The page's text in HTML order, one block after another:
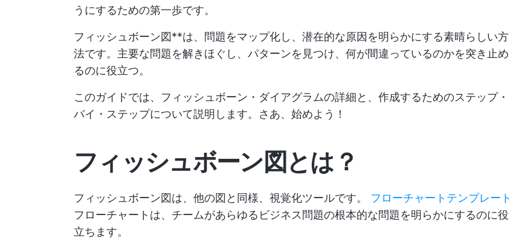
うにするための第一歩です。
フィッシュボーン図**は、問題をマップ化し、潜在的な原因を明らかにする素晴らしい方
法です。主要な問題を解きほぐし、パターンを見つけ、何が間違っているのかを突き止め
るのに役立つ。
このガイドでは、フィッシュボーン・ダイアグラムの詳細と、作成するためのステップ・
バイ・ステップについて説明します。さあ、始めよう！
フィッシュボーン図とは？
フィッシュボーン図は、他の図と同様、視覚化ツールです。 フローチャートテンプレート
フローチャートは、チームがあらゆるビジネス問題の根本的な問題を明らかにするのに役
立ちます。